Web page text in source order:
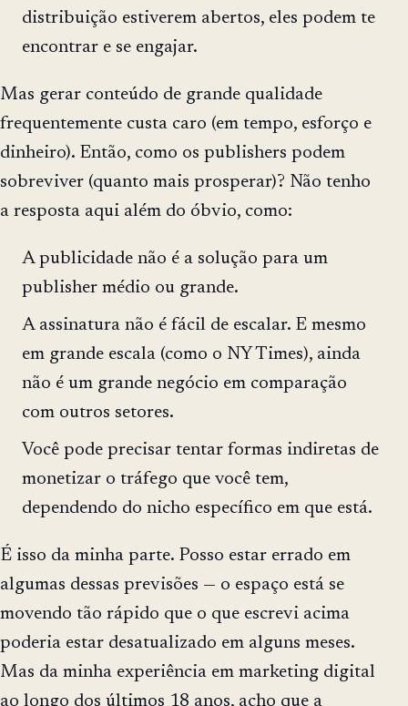
distribuição estiverem abertos, eles podem te
encontrar e se engajar.
Mas gerar conteúdo de grande qualidade
frequentemente custa caro (em tempo, esforço e
dinheiro). Então, como os publishers podem
sobreviver (quanto mais prosperar)? Não tenho
a resposta aqui além do óbvio, como:
A publicidade não é a solução para um
publisher médio ou grande.
A assinatura não é fácil de escalar. E mesmo
em grande escala (como o NY Times), ainda
não é um grande negócio em comparação
com outros setores.
Você pode precisar tentar formas indiretas de
monetizar o tráfego que você tem,
dependendo do nicho específico em que está.
É isso da minha parte. Posso estar errado em
algumas dessas previsões — o espaço está se
movendo tão rápido que o que escrevi acima
poderia estar desatualizado em alguns meses.
Mas da minha experiência em marketing digital
ao longo dos últimos 18 anos, acho que a